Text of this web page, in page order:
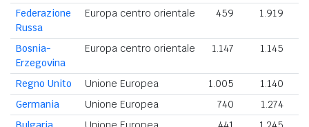
Federazione
Russa
Europa centro orientale 459 1.919
Bosnia-
Erzegovina
Europa centro orientale 1.147 1.145
Regno Unito Unione Europea 1.005 1.140
Germania
Unione Europea 740 1.274